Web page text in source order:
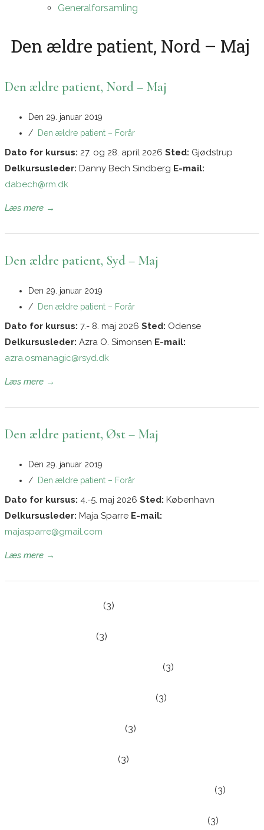
Generalforsamling
Den ældre patient, Nord – Maj
Den ældre patient, Nord – Maj
Den 29. januar 2019
/
Den ældre patient – Forår
Dato for kursus: 27. og 28. april 2026 Sted: Gjødstrup
Delkursusleder: Danny Bech Sindberg E-mail:
dabech@rm.dk
Læs mere →
Den ældre patient, Syd – Maj
Den 29. januar 2019
/
Den ældre patient – Forår
Dato for kursus: 7.- 8. maj 2026 Sted: Odense
Delkursusleder: Azra O. Simonsen E-mail:
azra.osmanagic@rsyd.dk
Læs mere →
Den ældre patient, Øst – Maj
Den 29. januar 2019
/
Den ældre patient – Forår
Dato for kursus: 4.-5. maj 2026 Sted: København
Delkursusleder: Maja Sparre E-mail:
majasparre@gmail.com
Læs mere →
(3)
(3)
(3)
(3)
(3)
(3)
(3)
(3)